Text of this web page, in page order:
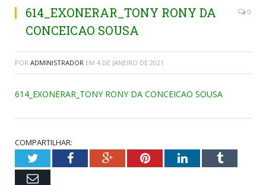
614_EXONERAR_TONY RONY DA
CONCEICAO SOUSA
0
POR ADMINISTRADOR EM 4 DE JANEIRO DE 2021
614_EXONERAR_TONY RONY DA CONCEICAO SOUSA
COMPARTILHAR:
TwitterFacebookGoogle+PinterestLinkedInTumblr
Email